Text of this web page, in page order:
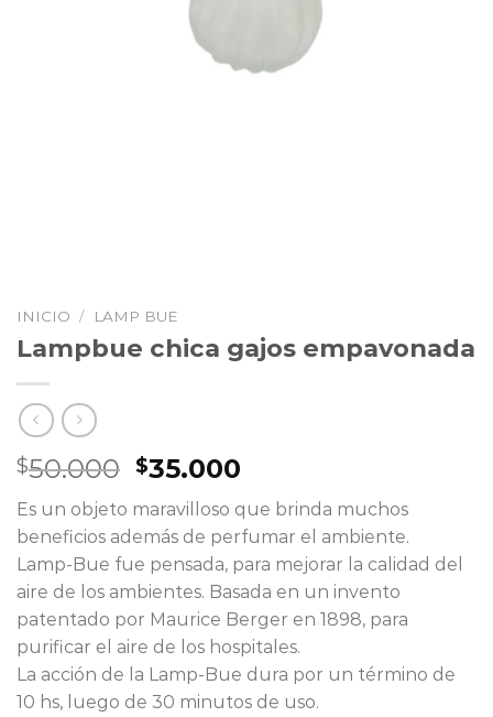
INICIO / LAMP BUE
Lampbue chica gajos empavonada
$50.000 El
precio
original
era:
$50.000.
$35.000
precio
actual
es:
$35.000.
Es un objeto maravilloso que brinda muchos
beneficios además de perfumar el ambiente.
Lamp-Bue fue pensada, para mejorar la calidad del
aire de los ambientes. Basada en un invento
patentado por Maurice Berger en 1898, para
purificar el aire de los hospitales.
La acción de la Lamp-Bue dura por un término de
10 hs, luego de 30 minutos de uso.